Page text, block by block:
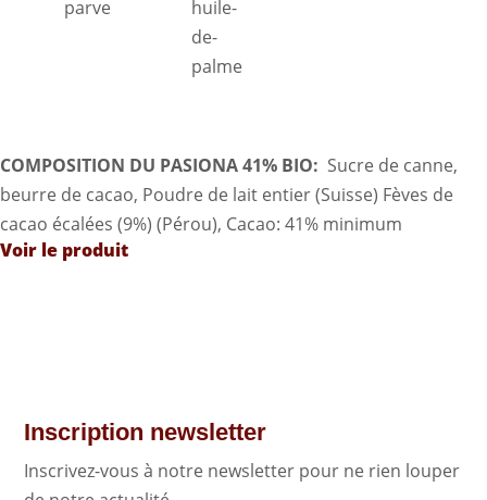
COMPOSITION DU PASIONA 41% BIO: Sucre de canne,
beurre de cacao, Poudre de lait entier (Suisse) Fèves de
cacao écalées (9%) (Pérou), Cacao: 41% minimum
Voir le produit
Inscription newsletter
Inscrivez-vous à notre newsletter pour ne rien louper